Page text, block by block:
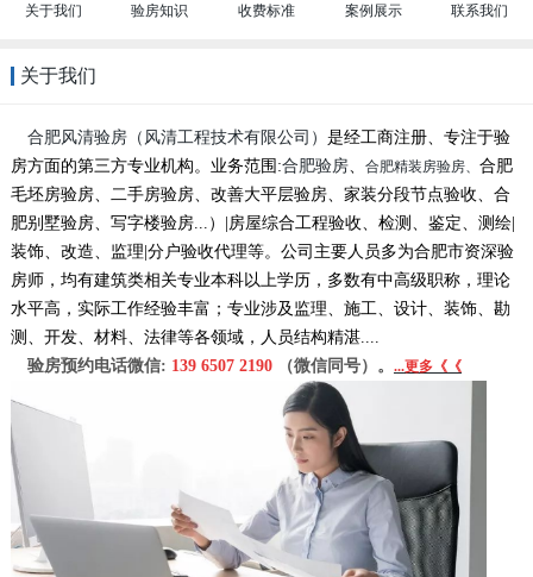
关于我们 验房知识 收费标准 案例展示 联系我们
关于我们
合肥风清验房（风清工程技术有限公司） 是经工商注册、专注于验
房方面的第三方专业机构。 业务范围:合肥验房、 合肥精装房验房、 合肥
毛坯房验房、二手房验房、改善大平层验房、家装分段节点验收、合
肥别墅验房、写字楼验房...）
房屋综合工程验收 、检测、鉴定、测绘|
装饰、改造、监理 分户验收代理等。公司主要人员多为合肥市资深验
房师，均有建筑类相关专业本科以上学历，多数有中高级职称，理论
水平高，实际工作经验丰富；专业涉及监理、施工、设计、装饰、勘
测、开发、材料、法律等各领域，人员结构精湛....
验房预约电话微信: 139 6507 2190（微信同号）。 ...更多《《